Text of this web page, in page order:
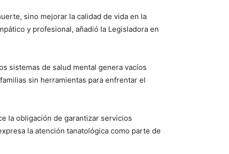
sino mejorar la calidad de vida en la
y profesional, añadió la Legisladora en
sistemas de salud mental genera vacíos
sin herramientas para enfrentar el
la obligación de garantizar servicios
la atención tanatológica como parte de